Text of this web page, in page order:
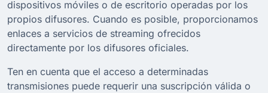
dispositivos móviles o de escritorio operadas por los
propios difusores. Cuando es posible, proporcionamos
enlaces a servicios de streaming ofrecidos
directamente por los difusores oficiales.
Ten en cuenta que el acceso a determinadas
transmisiones puede requerir una suscripción válida o